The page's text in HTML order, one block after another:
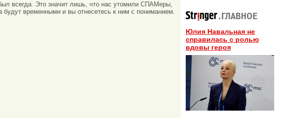
всегда. Это значит лишь, что нас утомили СПАМеры,
будут временными и вы отнесетесь к ним с пониманием.
Юлия Навальная не
справилась с ролью
вдовы героя